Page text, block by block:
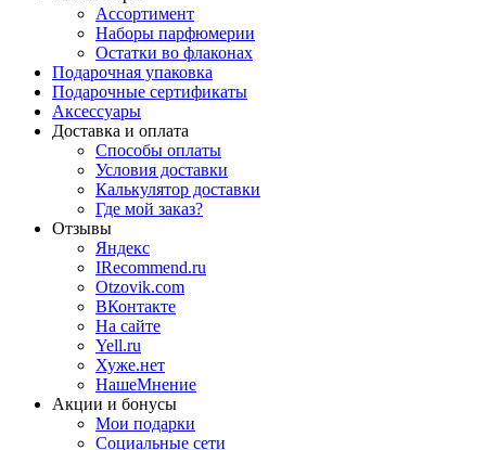
Ассортимент
Наборы парфюмерии
Остатки во флаконах
Подарочная упаковка
Подарочные сертификаты
Аксессуары
Доставка и оплата
Способы оплаты
Условия доставки
Калькулятор доставки
Где мой заказ?
Отзывы
Яндекс
IRecommend.ru
Otzovik.com
ВКонтакте
На сайте
Yell.ru
Хуже.нет
НашеМнение
Акции и бонусы
Мои подарки
Социальные сети